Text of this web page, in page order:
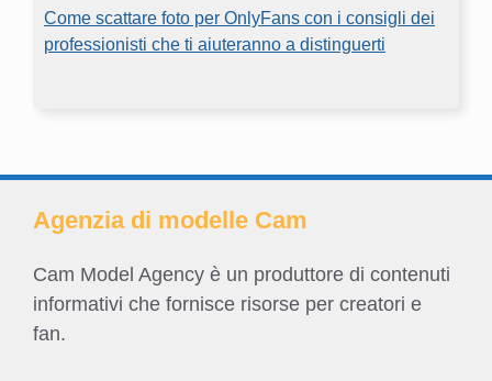
Come scattare foto per OnlyFans con i consigli dei
professionisti che ti aiuteranno a distinguerti
Agenzia di modelle Cam
Cam Model Agency è un produttore di contenuti
informativi che fornisce risorse per creatori e
fan.